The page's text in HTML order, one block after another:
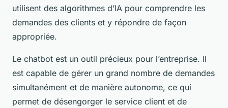
utilisent des algorithmes d’IA pour comprendre les
demandes des clients et y répondre de façon
appropriée.
Le chatbot est un outil précieux pour l’entreprise. Il
est capable de gérer un grand nombre de demandes
simultanément et de manière autonome, ce qui
permet de désengorger le service client et de